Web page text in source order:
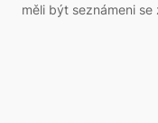
měli být seznámeni